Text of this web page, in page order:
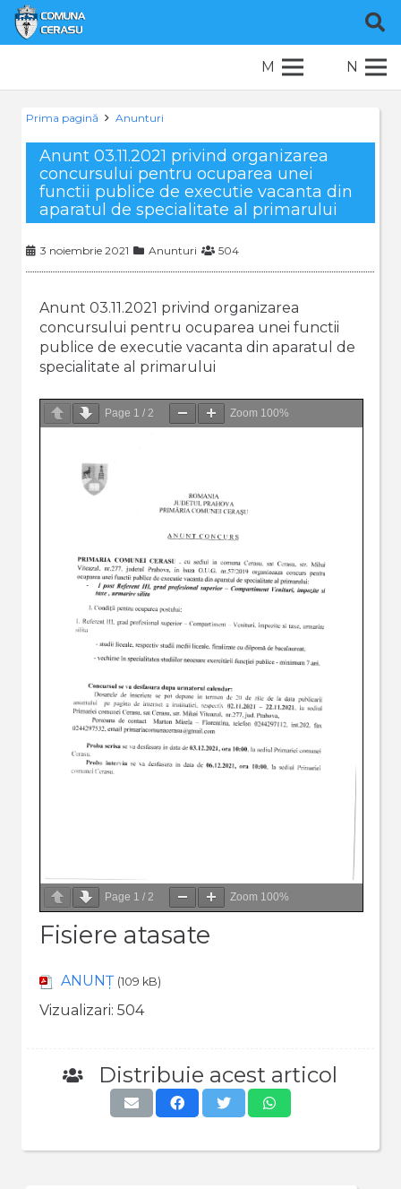
M N
Prima pagină Anunturi
Anunt 03.11.2021 privind organizarea
concursului pentru ocuparea unei
functii publice de executie vacanta din
aparatul de specialitate al primarului
3 noiembrie 2021 Anunturi 504
Anunt 03.11.2021 privind organizarea
concursului pentru ocuparea unei functii
publice de executie vacanta din aparatul de
specialitate al primarului
Page 1 / 2 Zoom 100%
Page 1 / 2 Zoom 100%
Fisiere atasate
ANUNȚ (109 kB)
Vizualizari: 504
Distribuie acest articol